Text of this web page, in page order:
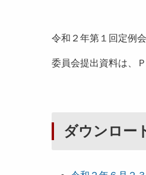
令和２年第１回定例
委員会提出資料は、
ダウンロー